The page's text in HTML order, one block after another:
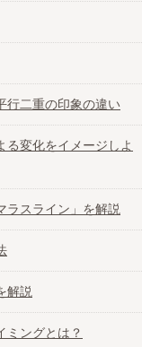
入クリニッ
スの効果と費
行二重の印象の違い
る変化をイメージしよ
ラスライン」を解説
解説
ミングとは？